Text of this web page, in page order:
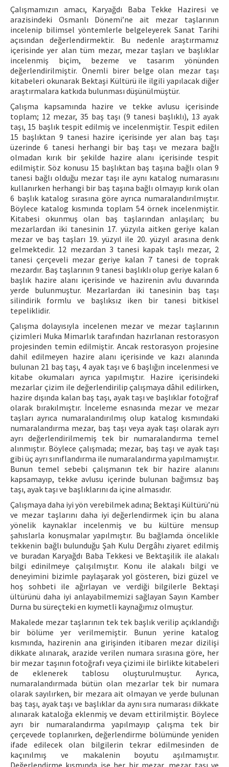
Çalışmamızın amacı, Karyağdı Baba Tekke Haziresi ve
arazisindeki Osmanlı Dönemi’ne ait mezar taşlarının
incelenip bilimsel yöntemlerle belgeleyerek Sanat Tarihi
açısından değerlendirmektir. Bu nedenle araştırmamız
içerisinde yer alan tüm mezar, mezar taşları ve başlıklar
incelenmiş biçim, bezeme ve tasarım yönünden
değerlendirilmiştir. Önemli birer belge olan mezar taşı
kitabeleri okunarak Bektaşi Kültürü ile ilgili yapılacak diğer
araştırmalara katkıda bulunması düşünülmüştür.
Çalışma kapsamında hazire ve tekke avlusu içerisinde
toplam; 12 mezar, 35 baş taşı (9 tanesi başlıklı), 13 ayak
taşı, 15 başlık tespit edilmiş ve incelenmiştir. Tespit edilen
15 başlıktan 9 tanesi hazire içerisinde yer alan baş taşı
üzerinde 6 tanesi herhangi bir baş taşı ve mezara bağlı
olmadan kırık bir şekilde hazire alanı içerisinde tespit
edilmiştir. Söz konusu 15 başlıktan baş taşına bağlı olan 9
tanesi bağlı olduğu mezar taşı ile aynı katalog numarasını
kullanırken herhangi bir baş taşına bağlı olmayıp kırık olan
6 başlık katalog sırasına göre ayrıca numaralandırılmıştır.
Böylece katalog kısmında toplam 54 örnek incelenmiştir.
Kitabesi okunmuş olan baş taşlarından anlaşılan; bu
mezarlardan iki tanesinin 17. yüzyıla aitken geriye kalan
mezar ve baş taşları 19. yüzyıl ile 20. yüzyıl arasına denk
gelmektedir. 12 mezardan 3 tanesi kapak taşlı mezar, 2
tanesi çerçeveli mezar geriye kalan 7 tanesi de toprak
mezardır. Baş taşlarının 9 tanesi başlıklı olup geriye kalan 6
başlık hazire alanı içerisinde ve hazirenin avlu duvarında
yerde bulunmuştur. Mezarlardan iki tanesinin baş taşı
silindirik formlu ve başlıksız iken bir tanesi bitkisel
tepeliklidir.
Çalışma dolayısıyla incelenen mezar ve mezar taşlarının
çizimleri Muka Mimarlık tarafından hazırlanan restorasyon
projesinden temin edilmiştir. Ancak restorasyon projesine
dahil edilmeyen hazire alanı içerisinde ve kazı alanında
bulunan 21 baş taşı, 4 ayak taşı ve 6 başlığın incelenmesi ve
kitabe okumaları ayrıca yapılmıştır. Hazire içerisindeki
mezarlar çizim ile değerlendirilip çalışmaya dâhil edilirken,
hazire dışında kalan baş taşı, ayak taşı ve başlıklar fotoğraf
olarak bırakılmıştır. İnceleme esnasında mezar ve mezar
taşları ayrıca numaralandırılmış olup katalog kısmındaki
numaralandırma mezar, baş taşı veya ayak taşı olarak ayrı
ayrı değerlendirilmemiş tek bir numaralandırma temel
alınmıştır. Böylece çalışmada; mezar, baş taşı ve ayak taşı
gibi üç ayrı sınıflandırma ile numaralandırma yapılmamıştır.
Bunun temel sebebi çalışmanın tek bir hazire alanını
kapsamayıp, tekke avlusu içerinde bulunan bağımsız baş
taşı, ayak taşı ve başlıklarını da içine almasıdır.
Çalışmaya daha iyi yön verebilmek adına; Bektaşi Kültürü’nü
ve mezar taşlarını daha iyi değerlendirmek için bu alana
yönelik kaynaklar incelenmiş ve bu kültüre mensup
şahıslarla konuşmalar yapılmıştır. Bu bağlamda öncelikle
tekkenin bağlı bulunduğu Şah Kulu Dergâhı ziyaret edilmiş
ve buradan Karyağdı Baba Tekkesi ve Bektaşilik ile alakalı
bilgi edinilmeye çalışılmıştır. Konu ile alakalı bilgi ve
deneyimini bizimle paylaşarak yol gösteren, bizi güzel ve
hoş sohbeti ile ağırlayan ve verdiği bilgilerle Bektaşi
ültürünü daha iyi anlayabilmemizi sağlayan Sayın Kamber
Durna bu süreçteki en kıymetli kaynağımız olmuştur.
Makalede mezar taşlarının tek tek başlık verilip açıklandığı
bir bölüme yer verilmemiştir. Bunun yerine katalog
kısmında, hazirenin ana girişinden itibaren mezar dizilişi
dikkate alınarak, arazide verilen numara sırasına göre, her
bir mezar taşının fotoğrafı veya çizimi ile birlikte kitabeleri
de eklenerek tablosu oluşturulmuştur. Ayrıca,
numaralandırmada bütün olan mezarlar tek bir numara
olarak sayılırken, bir mezara ait olmayan ve yerde bulunan
baş taşı, ayak taşı ve başlıklar da aynı sıra numarası dikkate
alınarak kataloğa eklenmiş ve devam ettirilmiştir. Böylece
ayrı bir numaralandırma yapılmayıp çalışma tek bir
çerçevede toplanırken, değerlendirme bölümünde yeniden
ifade edilecek olan bilgilerin tekrar edilmesinden de
kaçınılmış ve makalenin boyutu aşılmamıştır.